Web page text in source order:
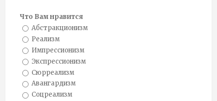
Что Вам нравится
Абстракционизм
Реализм
Импрессионизм
Экспрессионизм
Сюрреализм
Авангардизм
Соцреализм